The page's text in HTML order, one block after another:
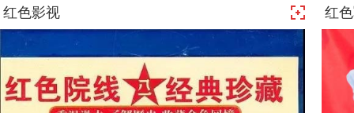
红色影视 红